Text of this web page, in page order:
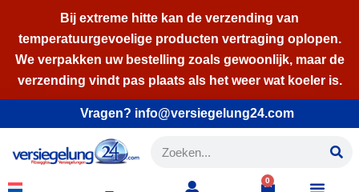
Ga
naar
de
Bij extreme hitte kan de verzending van
temperatuurgevoelige producten vertraging oplopen.
We verpakken uw bestelling zoals gewoonlijk, maar de
verzending vindt pas plaats als het weer wat koeler is.
Vragen? info@versiegelung24.com
0